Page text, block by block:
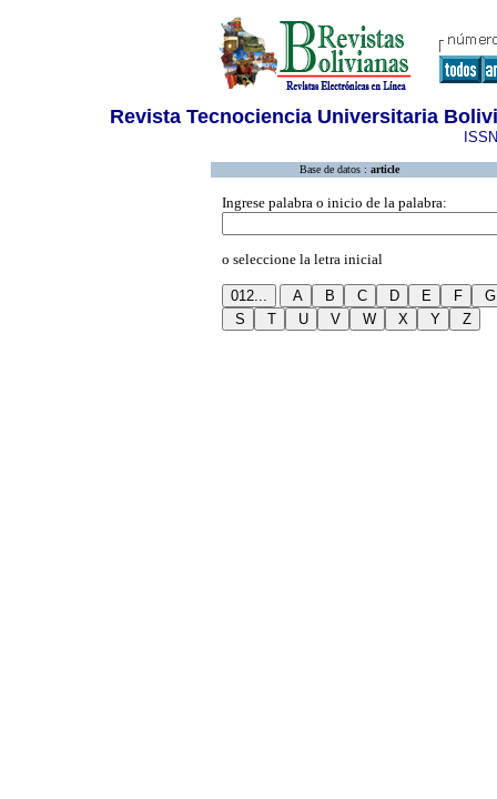
Revista Tecnociencia Universitaria
Base de datos : article
Ingrese palabra o inicio de la palabra:
o seleccione la letra inicial